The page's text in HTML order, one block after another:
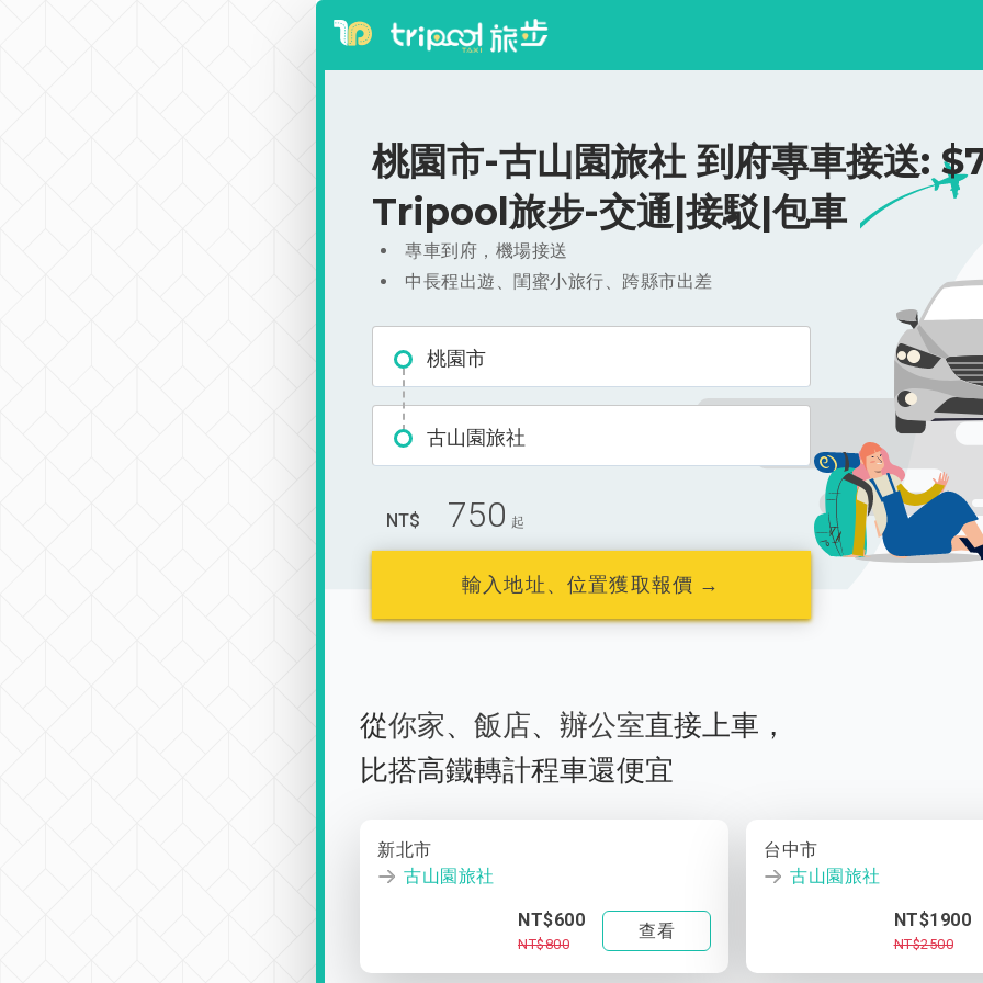
桃園市-古山園旅社 到府專車接送:
Tripool旅步-交通|接駁|包車
專車到府，機場接送
中長程出遊、閨蜜小旅行、跨縣市出差
桃園市
古山園旅社
NT$ 750 起
輸入地址、位置獲取報價 →
從你家、 飯店、 辦公室直接上車，
比搭高鐵轉計程車還便宜
新北市
古山園旅社
NT$600
NT$800
查看
台中市
古山園旅社
NT$1900
NT$2500